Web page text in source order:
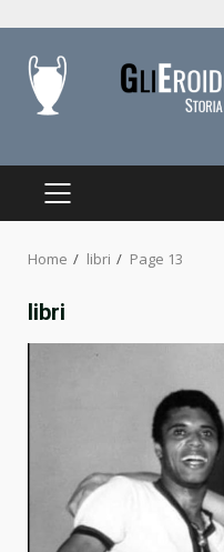
content
PRIMARY
Home libri Page 13
libri